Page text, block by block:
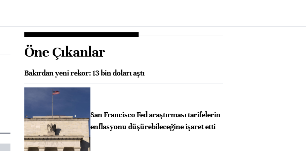
Öne Çıkanlar
Bakırdan yeni rekor: 13 bin doları aştı
San Francisco Fed araştırması tarifelerin
enflasyonu düşürebileceğine işaret etti